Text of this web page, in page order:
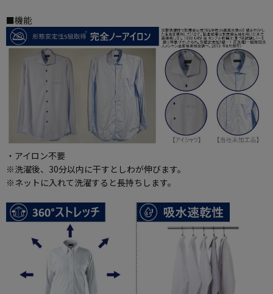
■機能
・アイロン不要
※洗濯後、30分以内に干すとしわが伸びます。
※ネットに入れて洗濯すると長持ちします。